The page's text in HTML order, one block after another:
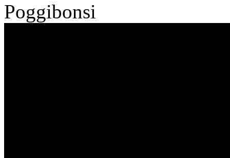
Poggibonsi